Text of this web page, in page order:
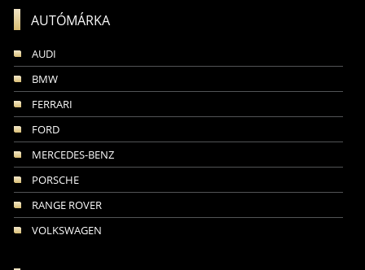
AUTÓMÁRKA
AUDI
BMW
FERRARI
FORD
MERCEDES-BENZ
PORSCHE
RANGE ROVER
VOLKSWAGEN